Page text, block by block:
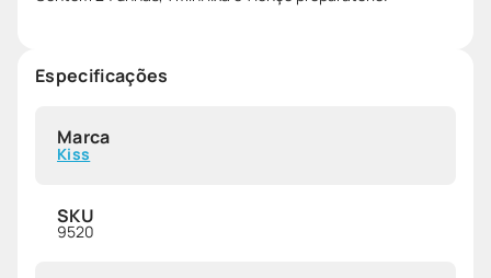
Especificações
Marca
Kiss
SKU
9520